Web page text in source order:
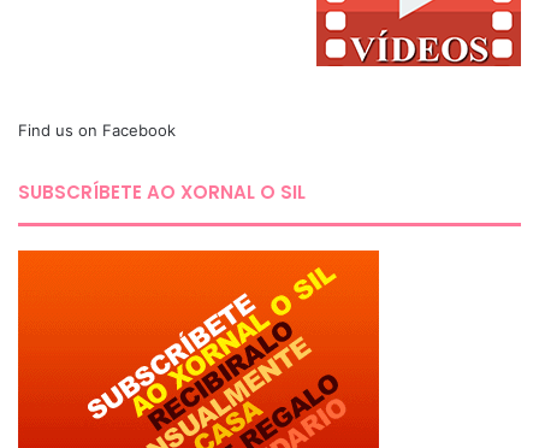
Find us on Facebook
SUBSCRÍBETE AO XORNAL O SIL